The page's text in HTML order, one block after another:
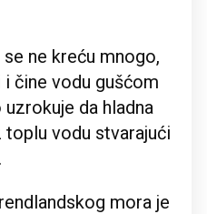
ne kreću mnogo,
čine vodu gušćom
da hladna
vodu stvarajući
mora je